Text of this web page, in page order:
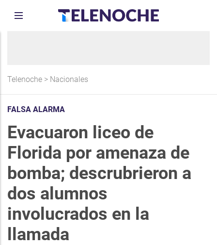
Telenoche > Nacionales
FALSA ALARMA
Evacuaron liceo de
Florida por amenaza de
bomba; descrubrieron a
dos alumnos
involucrados en la
llamada